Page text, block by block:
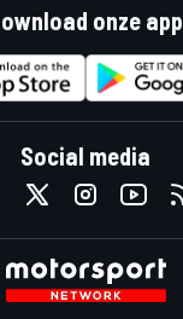
onze app
Social media